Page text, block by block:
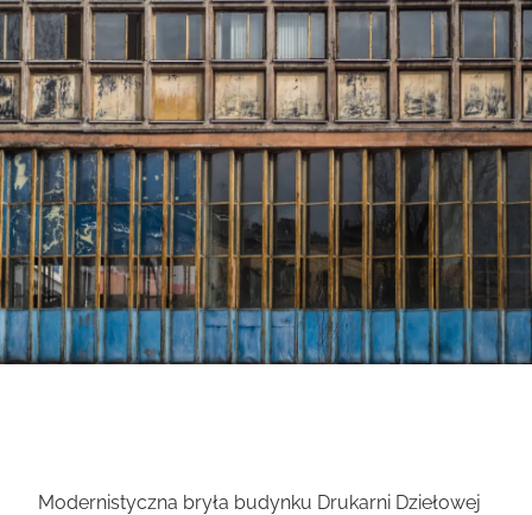
Modernistyczna bryła budynku Drukarni Dziełowej